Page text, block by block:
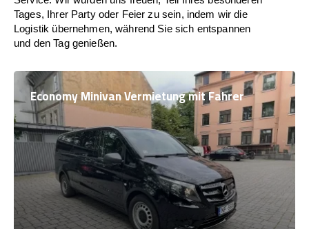
Tages, Ihrer Party oder Feier zu sein, indem wir die
Logistik übernehmen, während Sie sich entspannen
und den Tag genießen.
Economy Minivan Vermietung mit Fahrer